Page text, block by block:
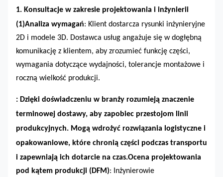
1. Konsultacje w zakresie projektowania i inżynierii
(1)Analiza wymagań: Klient dostarcza rysunki inżynieryjne
2D i modele 3D. Dostawca usług angażuje się w dogłębną
komunikację z klientem, aby zrozumieć funkcję części,
wymagania dotyczące wydajności, tolerancje montażowe i
roczną wielkość produkcji.
: Dzięki doświadczeniu w branży rozumieją znaczenie
terminowej dostawy, aby zapobiec przestojom linii
produkcyjnych. Mogą wdrożyć rozwiązania logistyczne i
opakowaniowe, które chronią części podczas transportu
i zapewniają ich dotarcie na czas.Ocena projektowania
pod kątem produkcji (DFM): Inżynierowie